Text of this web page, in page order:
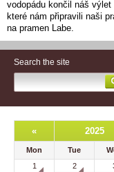
vodopádu končil náš
které nám připravili naši
na pramen Labe.
Search the site
« 2025
Mon Tue
1
2